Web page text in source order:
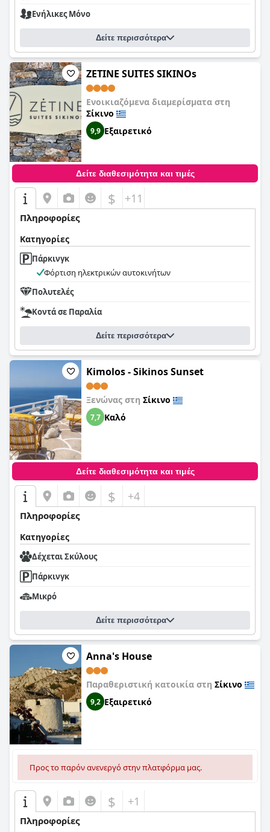
Ενήλικες Μόνο
Δείτε περισσότερα
ZETINE SUITES SIKINOs
Ενοικιαζόμενα διαμερίσματα στη
Σίκινο
9,9 Εξαιρετικό
Δείτε διαθεσιμότητα και τιμές
$ +11
Πληροφορίες
Κατηγορίες
Πάρκινγκ
Φόρτιση ηλεκτρικών αυτοκινήτων
Πολυτελές
Κοντά σε Παραλία
Δείτε περισσότερα
Kimolos - Sikinos Sunset
Ξενώνας στη Σίκινο
7,7 Καλό
Δείτε διαθεσιμότητα και τιμές
$ +4
Πληροφορίες
Κατηγορίες
Δέχεται Σκύλους
Πάρκινγκ
Μικρό
Δείτε περισσότερα
Anna's House
Παραθεριστική κατοικία στη Σίκινο
9,2 Εξαιρετικό
Προς το παρόν ανενεργό στην πλατφόρμα μας.
$ +1
Πληροφορίες